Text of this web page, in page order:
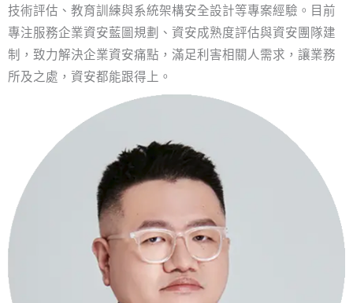
技術評估、教育訓練與系統架構安全設計等專案經驗。目前
專注服務企業資安藍圖規劃、資安成熟度評估與資安團隊建
制，致力解決企業資安痛點，滿足利害相關人需求，讓業務
所及之處，資安都能跟得上。